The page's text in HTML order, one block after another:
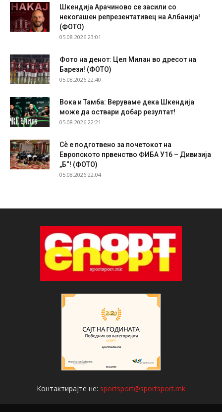
Шкендија Арачиново се засили со
некогашен репрезентативец на Албанија!
(ФОТО)
05.08.2026 23:01
Фото на денот: Цел Милан во дресот на
Барези! (ФОТО)
05.08.2026 22:40
Вока и Тамба: Веруваме дека Шкендија
може да оствари добар резултат!
05.08.2026 22:21
Сѐ е подготвено за почетокот на
Европското првенство ФИБА У16 – Дивизија
„Б“! (ФОТО)
05.08.2026 22:04
Контактирајте не: sportsport@sportsport.mk